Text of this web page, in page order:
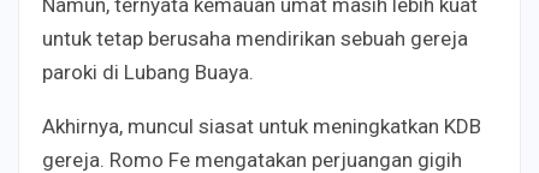
untuk tetap berusaha mendirikan sebuah gereja
paroki di Lubang Buaya.
Akhirnya, muncul siasat untuk meningkatkan KDB
gereja. Romo Fe mengatakan perjuangan gigih